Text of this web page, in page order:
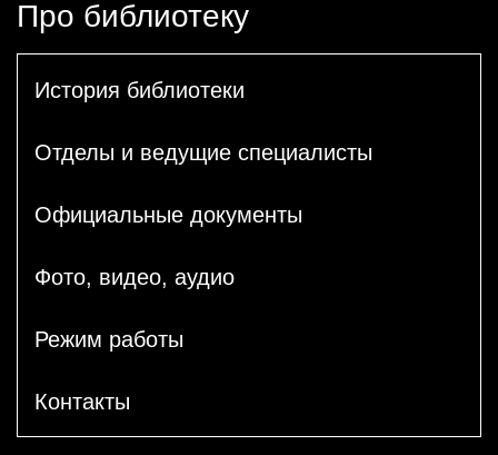
Про библиотеку
История библиотеки
Отделы и ведущие специалисты
Официальные документы
Фото, видео, аудио
Режим работы
Контакты